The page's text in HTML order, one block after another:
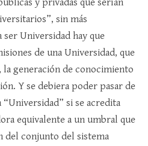
sin más
Universidad hay que
de una Universidad, que
generación de conocimiento
Y se debiera poder pasar de
si se acredita
equivalente a un umbral que
del conjunto del sistema